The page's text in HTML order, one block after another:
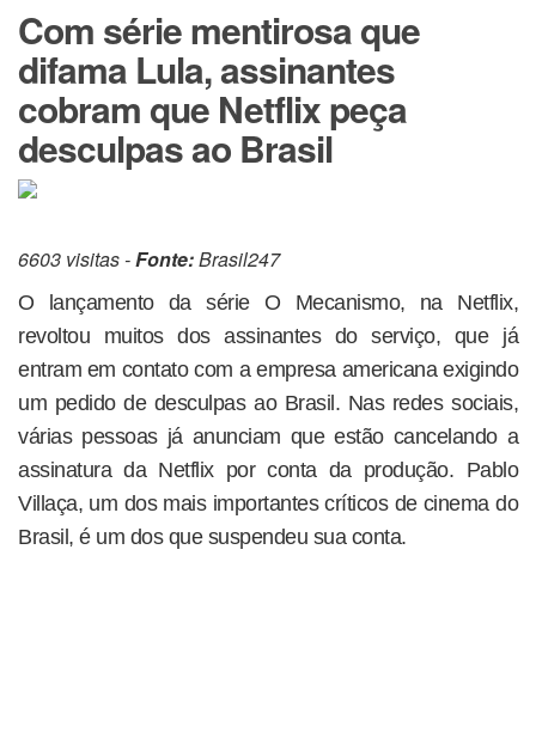
Com série mentirosa que
difama Lula, assinantes
cobram que Netflix peça
desculpas ao Brasil
6603 visitas -Fonte:Brasil247
O lançamento da série O Mecanismo, na Netflix,
revoltou muitos dos assinantes do serviço, que já
entram em contato com a empresa americana exigindo
um pedido de desculpas ao Brasil. Nas redes sociais,
várias pessoas já anunciam que estão cancelando a
assinatura da Netflix por conta da produção. Pablo
Villaça, um dos mais importantes críticos de cinema do
Brasil, é um dos que suspendeu sua conta.